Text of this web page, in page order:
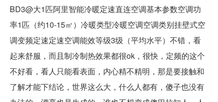
BD3@大1匹阿里智能冷暖定速直连空调基本参数空调功
率1匹（约10-15㎡）冷暖类型冷暖空调空调类别挂壁式空
调变频定速定速空调能效等级3级（平均水平）不错，看
起来舒服，而且制冷制热效果都很ok，很快，定频的这个
不好看，看人只能看表面，内心精不精明，那是要接触和
了解才能下结论，世界这么大，什么人都有，傻子也没有